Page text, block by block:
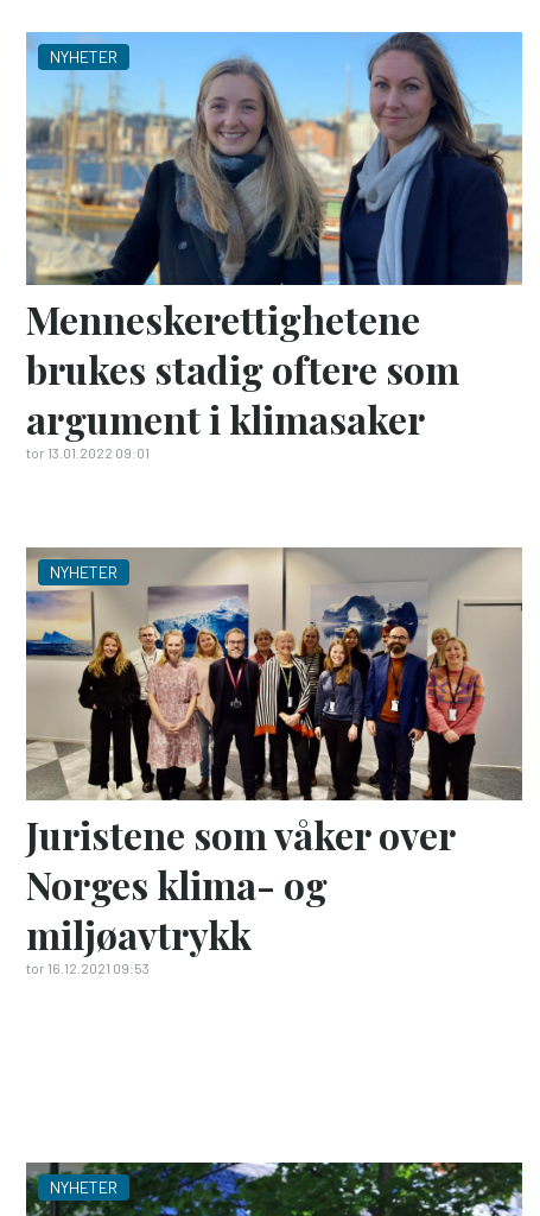
NYHETER
Menneskerettighetene
brukes stadig oftere som
argument i klimasaker
tor 13.01.2022 09:01
NYHETER
Juristene som våker over
Norges klima- og
miljøavtrykk
tor 16.12.2021 09:53
NYHETER